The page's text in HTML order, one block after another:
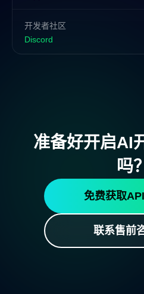
开发者社区
Discord
准备好开启AI
吗？
免费获取
联系售前